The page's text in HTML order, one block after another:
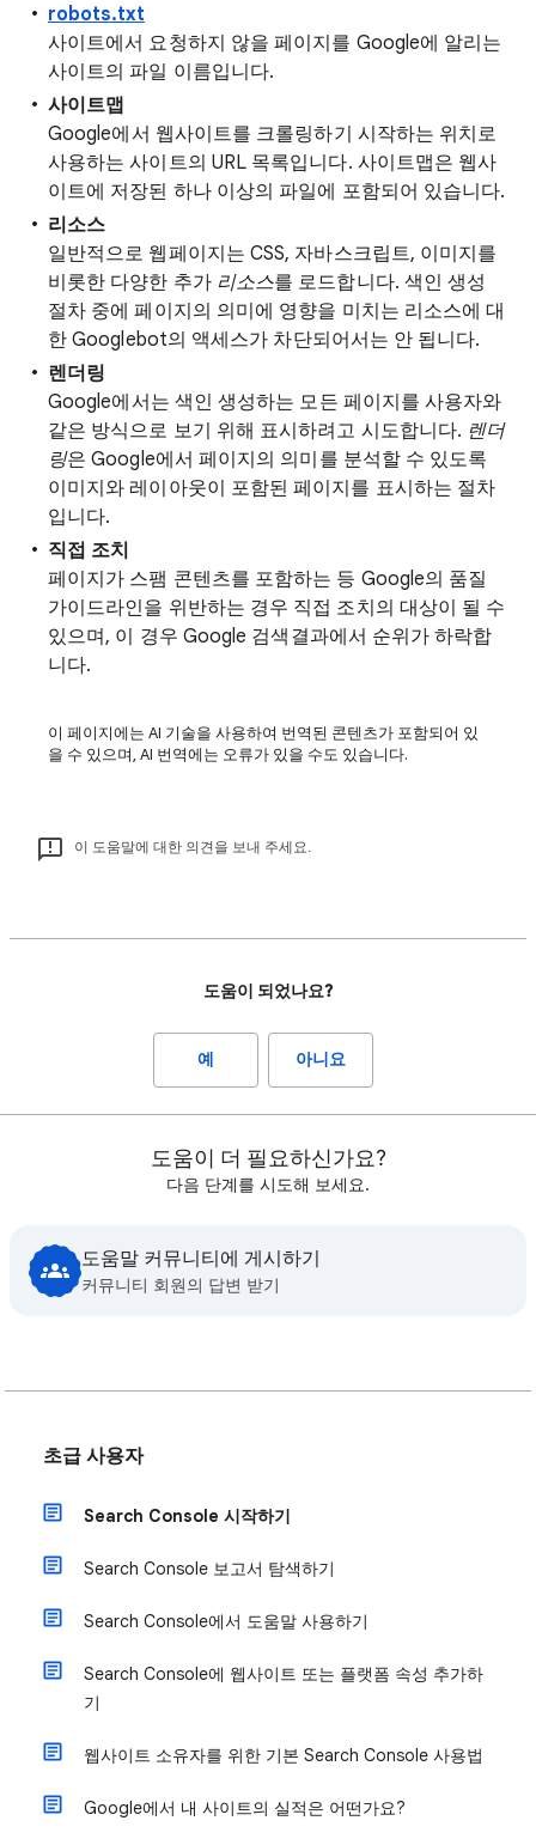
robots.txt
사이트에서 요청하지 않을 페이지를 Google에 알리는
사이트의 파일 이름입니다.
사이트맵
Google에서 웹사이트를 크롤링하기 시작하는 위치로
사용하는 사이트의 URL 목록입니다. 사이트맵은 웹사
이트에 저장된 하나 이상의 파일에 포함되어 있습니다.
리소스
일반적으로 웹페이지는 CSS, 자바스크립트, 이미지를
비롯한 다양한 추가 리소스를 로드합니다. 색인 생성
절차 중에 페이지의 의미에 영향을 미치는 리소스에 대
한 Googlebot의 액세스가 차단되어서는 안 됩니다.
렌더링
Google에서는 색인 생성하는 모든 페이지를 사용자와
같은 방식으로 보기 위해 표시하려고 시도합니다. 렌더
링은 Google에서 페이지의 의미를 분석할 수 있도록
이미지와 레이아웃이 포함된 페이지를 표시하는 절차
입니다.
직접 조치
페이지가 스팸 콘텐츠를 포함하는 등 Google의 품질
가이드라인을 위반하는 경우 직접 조치의 대상이 될 수
있으며, 이 경우 Google 검색결과에서 순위가 하락합
니다.
이 페이지에는 AI 기술을 사용하여 번역된 콘텐츠가 포함되어 있
을 수 있으며, AI 번역에는 오류가 있을 수도 있습니다.
이 도움말에 대한 의견을 보내 주세요.
도움이 되었나요?
예 아니요
도움이 더 필요하신가요?
다음 단계를 시도해 보세요.
도움말 커뮤니티에 게시하기
커뮤니티 회원의 답변 받기
초급 사용자
Search Console 시작하기
Search Console 보고서 탐색하기
Search Console에서 도움말 사용하기
Search Console에 웹사이트 또는 플랫폼 속성 추가하
기
웹사이트 소유자를 위한 기본 Search Console 사용법
Google에서 내 사이트의 실적은 어떤가요?